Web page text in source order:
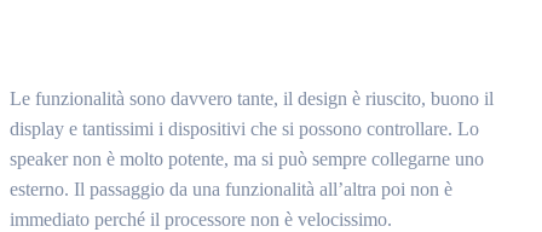
Le funzionalità sono davvero tante, il design è riuscito, buono il
display e tantissimi i dispositivi che si possono controllare. Lo
speaker non è molto potente, ma si può sempre collegarne uno
esterno. Il passaggio da una funzionalità all’altra poi non è
immediato perché il processore non è velocissimo.